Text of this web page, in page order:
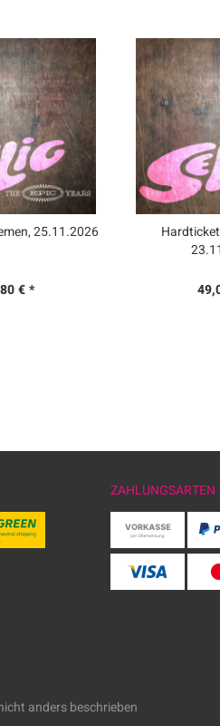
25.11.2026
€ *
ZAHLUNGSARTEN
anders beschrieben